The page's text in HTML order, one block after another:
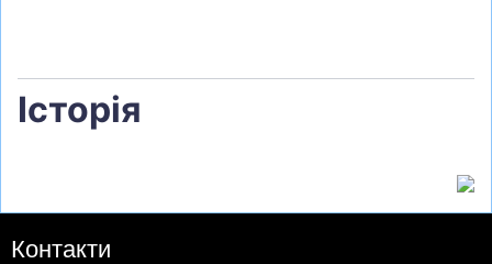
Історія
Контакти